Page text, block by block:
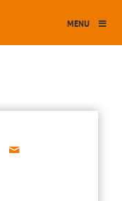
MENU